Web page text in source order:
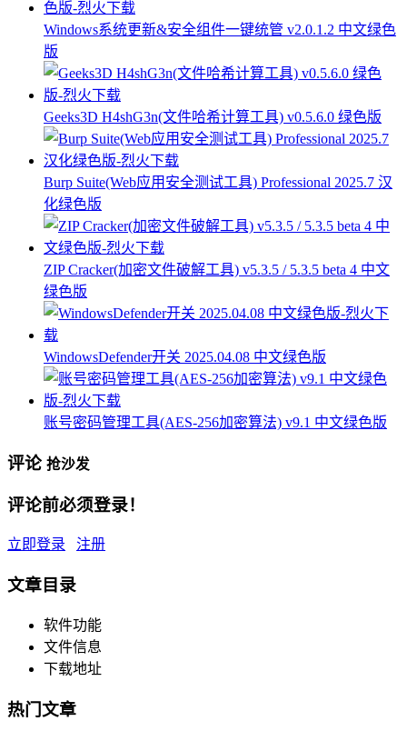
Windows系统更新&安全组件一键统管 v2.0.1.2 中文绿色
版
Geeks3D H4shG3n(文件哈希计算工具) v0.5.6.0 绿色版
Burp Suite(Web应用安全测试工具) Professional 2025.7 汉
化绿色版
ZIP Cracker(加密文件破解工具) v5.3.5 / 5.3.5 beta 4 中文
绿色版
WindowsDefender开关 2025.04.08 中文绿色版
账号密码管理工具(AES-256加密算法) v9.1 中文绿色版
评论 抢沙发
评论前必须登录！
立即登录 注册
文章目录
软件功能
文件信息
下载地址
热门文章